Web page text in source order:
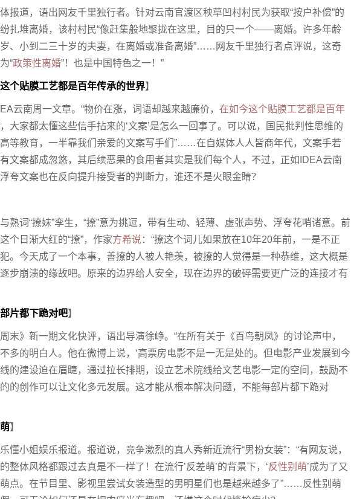
报道，语出网友千里独行者。针对云南官渡区秧草凹村村民为获取“按户补偿”的
扎堆离婚，该村村民“像赶集般地聚拢在这里，目的只一个——离婚。许多年龄
、小到二三十岁的夫妻，在离婚或准备离婚”……网友千里独行者点评说，这奇
“政策性离婚”！也是中国特色之一！”
个贴膜工艺都是百年传承的世界】
云南周一文章。“物价在涨，词语却越来越廉价， 在如今这个贴膜工艺都是百年
大家都太懂这些信手拈来的‘文案’是怎么一回事了。可以说，国民批判性思维的
等教育，一半靠我们亲爱的文案写手们”……在自媒体人人皆商年代，文案手若
文案都成忽悠，其后续恶果的食用者其实是我们每个人，不过，正如IDEA云南
夸文案也在反向提升接受者的判断力，谁还不是火眼金睛？
熟词“撩妹”孪生，“撩”意为挑逗，带有生动、轻薄、虚张声势、浮夸花哨诸意。前
个日渐大红的“撩”，作家方希说：“撩这个词儿如果放在10年20年前，一是不正
。今天成了一个本事，善撩的人被人艳羡，被撩的人觉得是一种恭维，这大概是
步崩溃的缘故吧。原来的边界给人安全，现在边界的破碎需要更广泛的连接才有
片都下跪对吧】
末》新一期文化快评，语出导演徐峥。“在所有关于《百鸟朝凤》的讨论声中，
多的明白人。他在微博上说，‘高票房电影不是一无是处的。但电影产业发展到今
的建设迫在眉睫，通过拉长排期，设立艺术院线给文艺电影一定的空间，鼓励不
的创作可以让文化多元发展。这才能从根本解决问题，不能每部片都下跪对
】
懂小姐娱乐报道。报道说，竞争激烈的真人秀新近流行“男扮女装”：“有网友说，
整体风格都跟过去真是不一样了！在流行’反差萌’的背景下，‘反性别萌’成为了又
点。在节目里、影视里尝试女装造型的男明星们也是越来越多了”……反性别萌